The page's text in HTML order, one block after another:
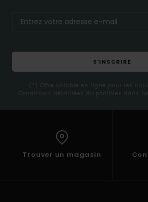
S'INSCRIRE
(*) Offre valable en ligne pour les
Conditions détaillées disponibles dans
Trouver un magasin